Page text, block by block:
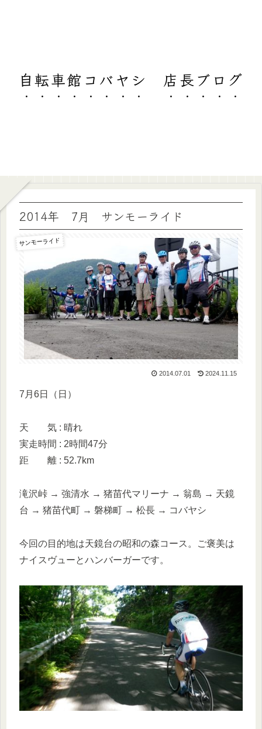
自転車館コバヤシ 店長ブログ
2014年 7月 サンモーライド
サンモーライド
2014.07.01 2024.11.15
7月6日（日）
天 気 : 晴れ
実走時間 : 2時間47分
距 離 : 52.7km
滝沢峠 → 強清水 → 猪苗代マリーナ → 翁島 → 天鏡
台 → 猪苗代町 → 磐梯町 → 松長 → コバヤシ
今回の目的地は天鏡台の昭和の森コース。ご褒美は
ナイスヴューとハンバーガーです。